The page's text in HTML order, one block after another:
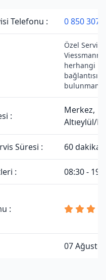
Telefonu : 0 850 307
Özel
Viessmann
herhangi
bağlantısı
:
Merkez,
Altıeylül/
Süresi : 60 dakika
: 08:30 -
:
07